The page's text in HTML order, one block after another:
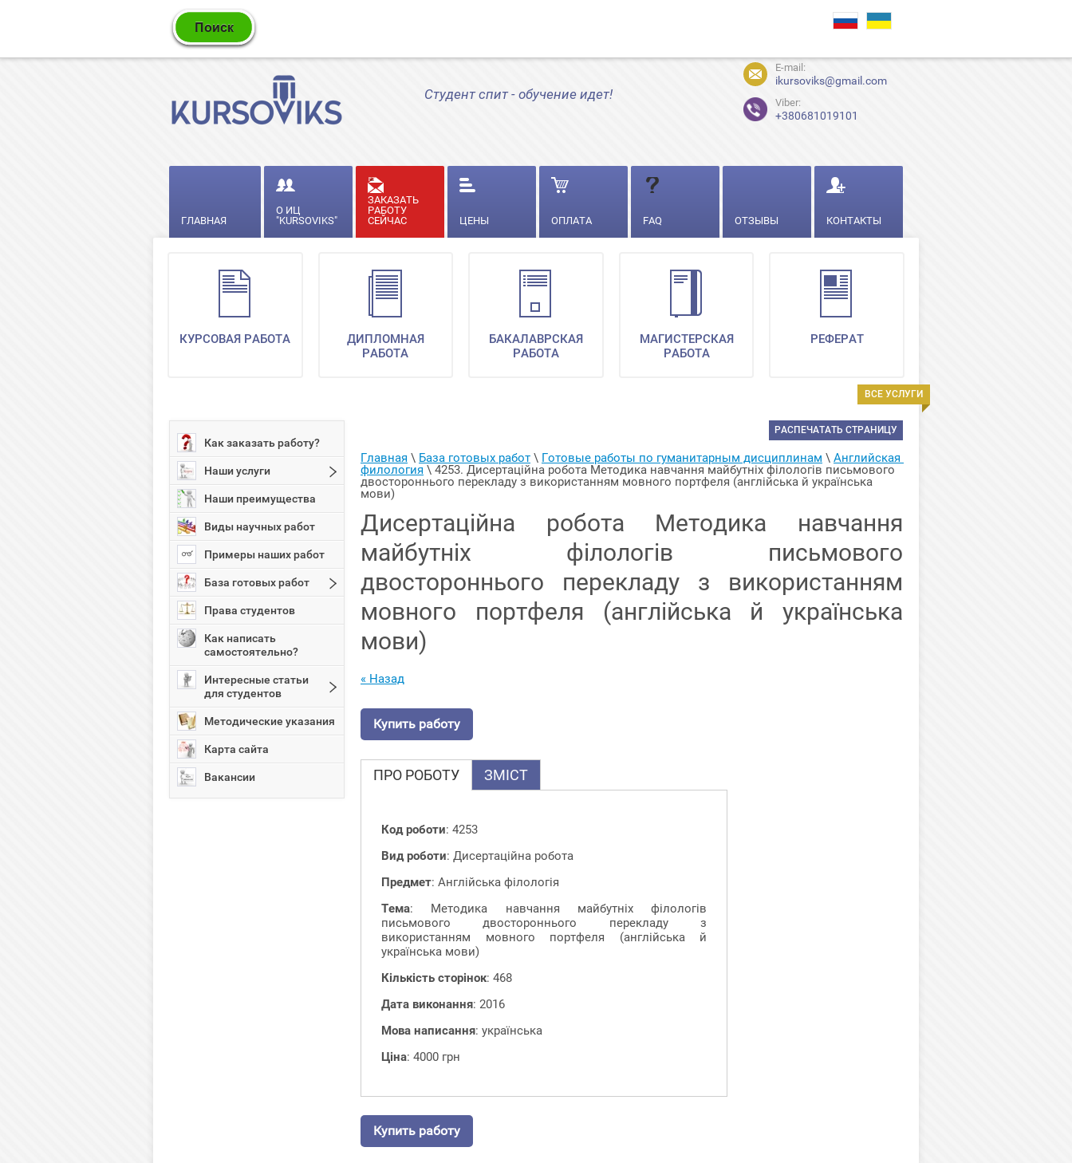
Студент спит - обучение идет!
E-mail:
ikursoviks@gmail.com
Viber:
+380681019101
ГЛАВНАЯ
О ИЦ
"KURSOVIKS"
ЗАКАЗАТЬ
РАБОТУ
СЕЙЧАС
ЦЕНЫ ОПЛАТА FAQ ОТЗЫВЫ КОНТАКТЫ
ВСЕ УСЛУГИ
КУРСОВАЯ РАБОТА
ДИПЛОМНАЯ
РАБОТА
БАКАЛАВРСКАЯ
РАБОТА
МАГИСТЕРСКАЯ
РАБОТА
РЕФЕРАТ
Как заказать работу?
Наши услуги
Наши преимущества
Виды научных работ
Примеры наших работ
База готовых работ
Права студентов
Как написать
самостоятельно?
Интересные статьи
для студентов
Методические указания
Карта сайта
Вакансии
РАСПЕЧАТАТЬ СТРАНИЦУ
Главная \ База готовых работ \ Готовые работы по гуманитарным дисциплинам \ Английская
филология \ 4253. Дисертаційна робота Методика навчання майбутніх філологів письмового
двостороннього перекладу з використанням мовного портфеля (англійська й українська
мови)
Дисертаційна робота Методика навчання
майбутніх філологів письмового
двостороннього перекладу з використанням
мовного портфеля (англійська й українська
мови)
« Назад
Купить работу
ПРО РОБОТУ ЗМІСТ
Код роботи: 4253
Вид роботи: Дисертаційна робота
Предмет: Англійська філологія
Тема: Методика навчання майбутніх філологів
письмового двостороннього перекладу з
використанням мовного портфеля (англійська й
українська мови)
Кількість сторінок: 468
Дата виконання: 2016
Мова написання: українська
Ціна: 4000 грн
Купить работу